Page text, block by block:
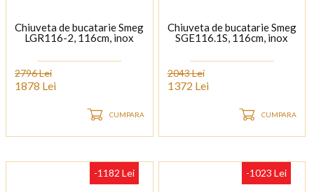
Chiuveta de bucatarie Smeg
LGR116-2, 116cm, inox
2796 Lei
1878 Lei
CUMPARA
Chiuveta de bucatarie Smeg
SGE116.1S, 116cm, inox
2043 Lei
1372 Lei
CUMPARA
-1182 Lei -1023 Lei